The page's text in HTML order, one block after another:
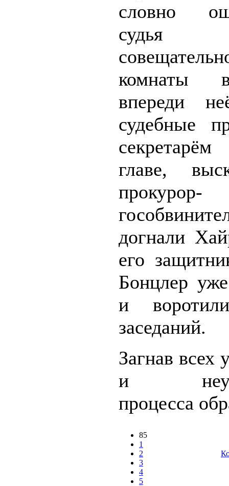
словно
комнаты
впереди
судебные
главе,
прокурор-
догнали
его
Бонцлер
и
заседаний.
Загнав всех
и
процесса
85
1
2
3
4
5